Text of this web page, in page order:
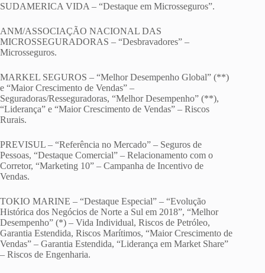
SUDAMERICA VIDA – “Destaque em Microsseguros”.
ANM/ASSOCIAÇÃO NACIONAL DAS
MICROSSEGURADORAS – “Desbravadores” –
Microsseguros.
MARKEL SEGUROS – “Melhor Desempenho Global” (**)
e “Maior Crescimento de Vendas” –
Seguradoras/Resseguradoras, “Melhor Desempenho” (**),
“Liderança” e “Maior Crescimento de Vendas” – Riscos
Rurais.
PREVISUL – “Referência no Mercado” – Seguros de
Pessoas, “Destaque Comercial” – Relacionamento com o
Corretor, “Marketing 10” – Campanha de Incentivo de
Vendas.
TOKIO MARINE – “Destaque Especial” – “Evolução
Histórica dos Negócios de Norte a Sul em 2018”, “Melhor
Desempenho” (*) – Vida Individual, Riscos de Petróleo,
Garantia Estendida, Riscos Marítimos, “Maior Crescimento de
Vendas” – Garantia Estendida, “Liderança em Market Share”
– Riscos de Engenharia.